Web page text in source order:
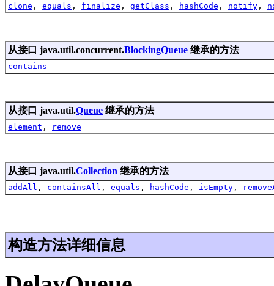
clone , equals , finalize , getClass , hashCode , notify ,
从接口 java.util.concurrent.BlockingQueue 继承的方法
contains
从接口 java.util.Queue 继承的方法
element , remove
从接口 java.util.Collection 继承的方法
addAll , containsAll , equals , hashCode , isEmpty ,
构造方法详细信息